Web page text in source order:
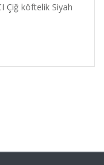
Çiğ köftelik Siyah